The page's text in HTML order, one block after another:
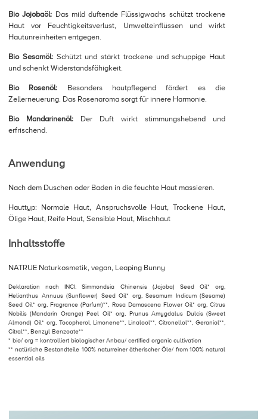
Bio Jojobaöl: Das mild duftende Flüssigwachs schützt trockene
Haut vor Feuchtigkeitsverlust, Umwelteinflüssen und wirkt
Hautunreinheiten entgegen.
Bio Sesamöl: Schützt und stärkt trockene und schuppige Haut
und schenkt Widerstandsfähigkeit.
Bio Rosenöl: Besonders hautpflegend fördert es die
Zellerneuerung. Das Rosenaroma sorgt für innere Harmonie.
Bio Mandarinenöl: Der Duft wirkt stimmungshebend und
erfrischend.
Anwendung
Nach dem Duschen oder Baden in die feuchte Haut massieren.
Hauttyp: Normale Haut, Anspruchsvolle Haut, Trockene Haut,
Ölige Haut, Reife Haut, Sensible Haut, Mischhaut
Inhaltsstoffe
NATRUE Naturkosmetik, vegan, Leaping Bunny
Deklaration nach INCI: Simmondsia Chinensis (Jojoba) Seed Oil* org,
Helianthus Annuus (Sunflower) Seed Oil* org, Sesamum Indicum (Sesame)
Seed Oil* org, Fragrance (Parfum)**, Rosa Damascena Flower Oil* org, Citrus
Nobilis (Mandarin Orange) Peel Oil* org, Prunus Amygdalus Dulcis (Sweet
Almond) Oil* org, Tocopherol, Limonene**, Linalool**, Citronellol**, Geraniol**,
Citral**, Benzyl Benzoate**
* bio/ org = kontrolliert biologischer Anbau/ certified organic cultivation
** natürliche Bestandteile 100% naturreiner ätherischer Öle/ from 100% natural
essential oils